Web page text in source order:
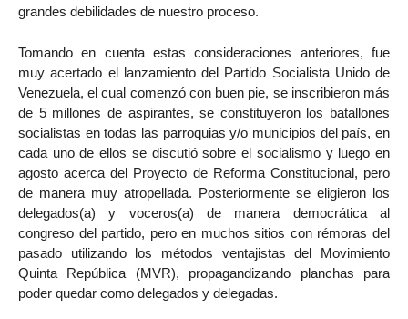
grandes debilidades de nuestro proceso.
Tomando en cuenta estas consideraciones anteriores, fue
muy acertado el lanzamiento del Partido Socialista Unido de
Venezuela, el cual comenzó con buen pie, se inscribieron más
de 5 millones de aspirantes, se constituyeron los batallones
socialistas en todas las parroquias y/o municipios del país, en
cada uno de ellos se discutió sobre el socialismo y luego en
agosto acerca del Proyecto de Reforma Constitucional, pero
de manera muy atropellada. Posteriormente se eligieron los
delegados(a) y voceros(a) de manera democrática al
congreso del partido, pero en muchos sitios con rémoras del
pasado utilizando los métodos ventajistas del Movimiento
Quinta República (MVR), propagandizando planchas para
poder quedar como delegados y delegadas.